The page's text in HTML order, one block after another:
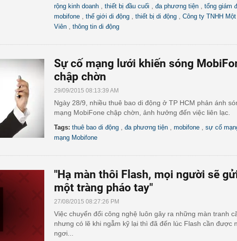
rộng kinh doanh
thiết bị đầu cuối đa phương tiện
tổng giám
mobifone
thế giới di động thiết bị di động
Công ty TNHH
Viên
thông tin di động
Sự cố mạng lưới khiến sóng
chập chờn
29/09/2015 08:13:39 AM
Ngày 28/9, nhiều thuê bao di động ở TP HCM phản ánh
mạng MobiFone chập chờn, ảnh hưởng đến việc liên lạc.
Tags: thuê bao di động đa phương tiện mobifone sự cố
mạng Mobifone
"Hạ màn thôi Flash, mọi người sẽ
một tràng pháo tay"
27/08/2015 08:27:26 PM
Việc chuyển đổi công nghệ luôn gây ra những màn tranh
nhưng có lẽ khi ngẫm kỹ lại thì đã đến lúc Flash cần được
ngơi...